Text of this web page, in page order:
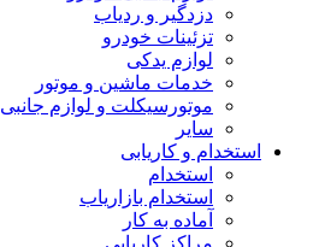
دزدگیر و ردیاب
تزئینات خودرو
لوازم یدکی
خدمات ماشین و موتور
موتورسیکلت و لوازم جانبی
سایر
استخدام و کاریابی
استخدام
استخدام بازاریاب
آماده به کار